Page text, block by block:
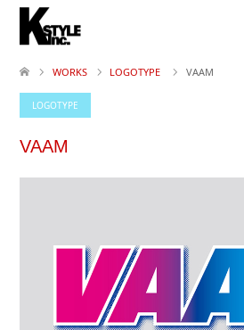
WORKS LOGOTYPE VAAM
LOGOTYPE
VAAM